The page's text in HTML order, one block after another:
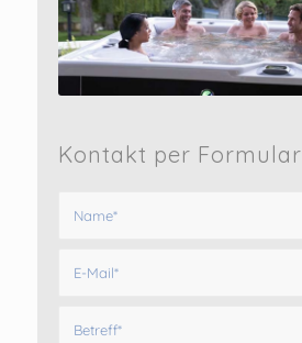
Kontakt per Formular